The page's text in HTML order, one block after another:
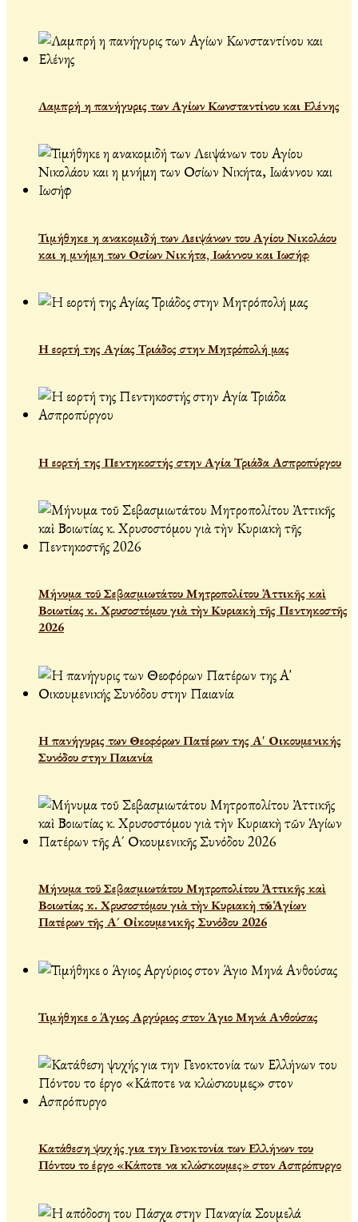
Λαμπρή η πανήγυρις των Αγίων Κωνσταντίνου και Ελένης
Τιμήθηκε η ανακομιδή των Λειψάνων του Αγίου Νικολάου
και η μνήμη των Οσίων Νικήτα, Ιωάννου και Ιωσήφ
Η εορτή της Αγίας Τριάδος στην Μητρόπολή μας
Η εορτή της Πεντηκοστής στην Αγία Τριάδα Ασπροπύργου
Μήνυμα τοῦ Σεβασμιωτάτου Μητροπολίτου Ἀττικῆς καὶ
Βοιωτίας κ. Χρυσοστόμου γιὰ τὴν Κυριακὴ τῆς Πεντηκοστῆς
2026
Η πανήγυρις των Θεοφόρων Πατέρων της Α' Οικουμενικής
Συνόδου στην Παιανία
Μήνυμα τοῦ Σεβασμιωτάτου Μητροπολίτου Ἀττικῆς καὶ
Βοιωτίας κ. Χρυσοστόμου γιὰ τὴν Κυριακὴ τῶν Ἁγίων
Πατέρων τῆς Α´ Οἰκουμενικῆς Συνόδου 2026
Τιμήθηκε ο Άγιος Αργύριος στον Άγιο Μηνά Ανθούσας
Κατάθεση ψυχής για την Γενοκτονία των Ελλήνων του
Πόντου το έργο «Κάποτε να κλώσκουμες» στον Ασπρόπυργο